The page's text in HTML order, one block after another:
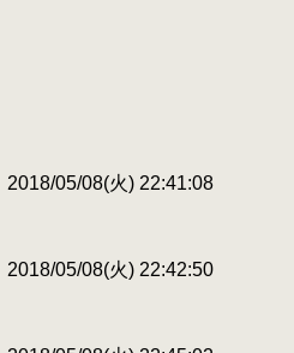
05/08(火) 22:41:08
05/08(火) 22:42:50